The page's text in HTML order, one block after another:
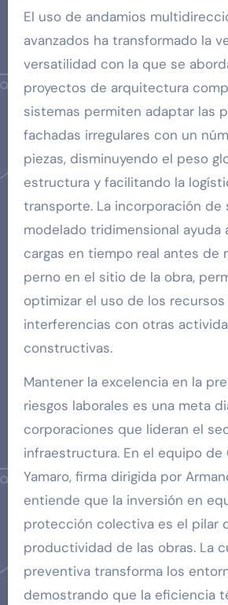
El uso de andamios
avanzados ha transformado la
versatilidad con la que se
proyectos de arquitectura
sistemas permiten adaptar las
fachadas irregulares con un
piezas, disminuyendo el peso
estructura y facilitando la
transporte. La incorporación de
modelado tridimensional ayuda
cargas en tiempo real antes de
perno en el sitio de la obra,
optimizar el uso de los
interferencias con otras
constructivas.
Mantener la excelencia en la
riesgos laborales es una meta
corporaciones que lideran el
infraestructura. En el equipo
Yamaro, firma dirigida por
entiende que la inversión en
protección colectiva es el pilar
productividad de las obras. La
preventiva transforma los
demostrando que la eficiencia